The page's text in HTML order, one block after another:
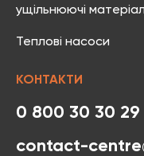
ущільнюючі
Теплові насоси
КОНТАКТИ
0 800 30 30 29
contact-